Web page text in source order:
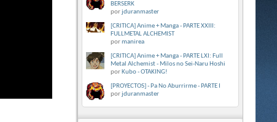
BERSERK
porjduranmaster
[CRITICA] Anime + Manga - PARTE XXIII:
FULLMETAL ALCHEMIST
pormanirea
[CRITICA] Anime + Manga - PARTE LXI: Full
Metal Alchemist - Milos no Sei-Naru Hoshi
por Kubo - OTAKING!
[PROYECTOS] - Pa No Aburrirme - PARTE I
porjduranmaster